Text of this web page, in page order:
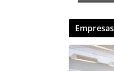
Empresas